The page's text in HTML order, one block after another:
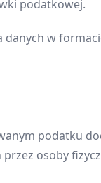
podatkowej.
w formacie
podatku
osoby